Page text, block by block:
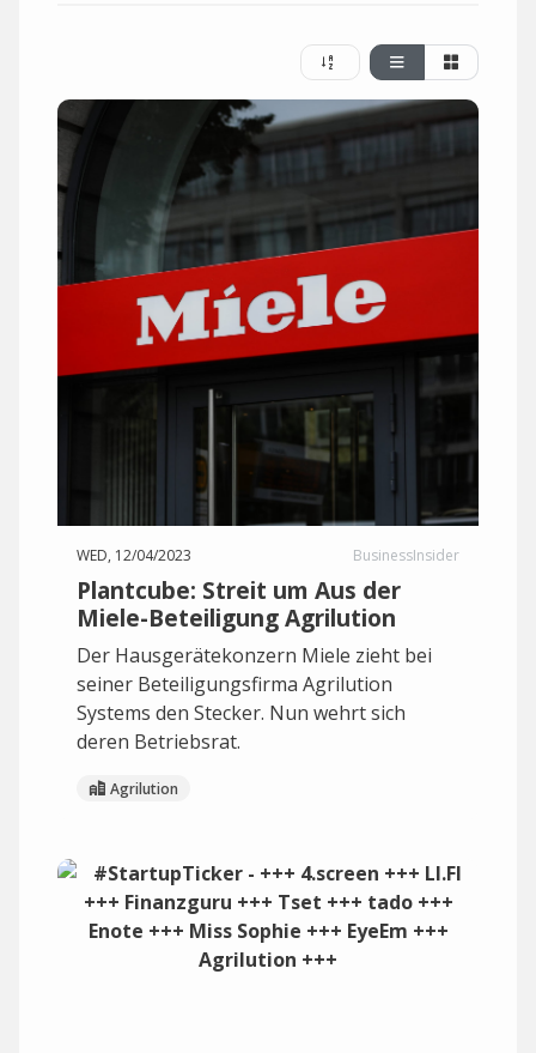
WED, 12/04/2023 BusinessInsider
Plantcube: Streit um Aus der
Miele-Beteiligung Agrilution
Der Hausgerätekonzern Miele zieht bei
seiner Beteiligungsfirma Agrilution
Systems den Stecker. Nun wehrt sich
deren Betriebsrat.
Agrilution